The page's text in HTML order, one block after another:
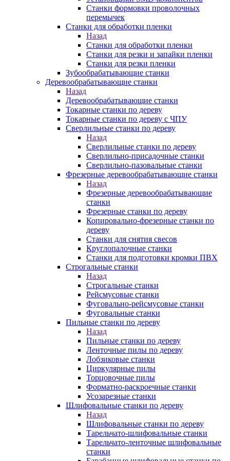
Станки формовки проволочных
перемычек
Станки для обработки пленки
Назад
Станки для обработки пленки
Станки для резки и запайки пленки
Станки для резки пленки
Зубообрабатывающие станки
Деревообрабатывающие станки
Назад
Деревообрабатывающие станки
Токарные станки по дереву
Токарные станки по дереву с ЧПУ
Сверлильные станки по дереву
Назад
Сверлильные станки по дереву
Сверлильно-присадочные станки
Сверлильно-пазовальные станки
Фрезерные деревообрабатывающие станки
Назад
Фрезерные деревообрабатывающие
станки
Фрезерные станки по дереву
Копировально-фрезерные станки по
дереву
Станки для снятия свесов
Круглопалочные станки
Станки для подготовки кромки ПВХ
Строгальные станки
Назад
Строгальные станки
Рейсмусовые станки
Фуговально-рейсмусовые станки
Фуговальные станки
Пильные станки по дереву
Назад
Пильные станки по дереву
Ленточные пилы по дереву
Лобзиковые станки
Циркулярные пилы
Торцовочные пилы
Форматно-раскроечные станки
Усозарезные станки
Шлифовальные станки по дереву
Назад
Шлифовальные станки по дереву
Тарельчато-шлифовальные станки
Тарельчато-ленточные шлифовальные
станки